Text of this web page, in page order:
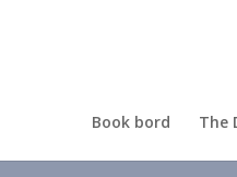
Book bord The